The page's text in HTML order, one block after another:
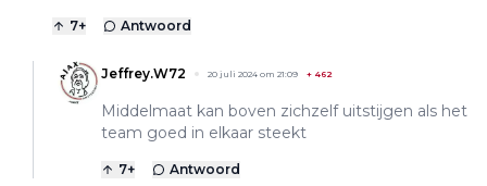
7+ Antwoord
Jeffrey.W72 20 juli 2024 om 21:09 + 462
Middelmaat kan boven zichzelf uitstijgen als het
team goed in elkaar steekt
7+ Antwoord